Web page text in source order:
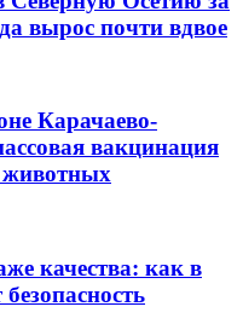
вырос почти вдвое
Карачаево-
вакцинация
животных
качества: как в